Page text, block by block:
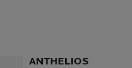
ANTHELIOS